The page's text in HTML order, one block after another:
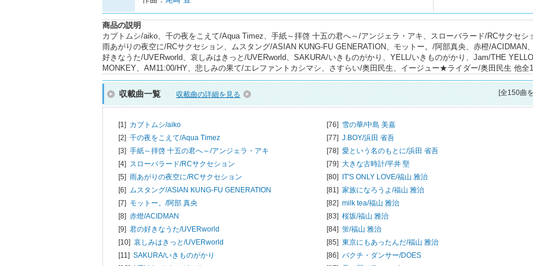
商品の説明
カブトムシ/aiko、千の夜をこえて/Aqua Timez、手紙～拝啓 十五の君へ～/アンジェラ・アキ、スローバラード/RCサクセシ
雨あがりの夜空に/RCサクセション、ムスタング/ASIAN KUNG-FU GENERATION、モットー。/阿部真央、赤橙/ACIDMAN
好きなうた/UVERworld、哀しみはきっと/UVERworld、SAKURA/いきものがかり、YELL/いきものがかり、Jam/THE
MONKEY、AM11:00/HY、悲しみの果て/エレファントカシマシ、さすらい/奥田民生、イージュー★ライダー/奥田民生 他全
収載曲一覧 収載曲の詳細を見る [全150曲
[1] カブトムシ/aiko
[2] 千の夜をこえて/Aqua Timez
[3] 手紙～拝啓 十五の君へ～/アンジェラ・アキ
[4] スローバラード/RCサクセション
[5] 雨あがりの夜空に/RCサクセション
[6] ムスタング/ASIAN KUNG-FU GENERATION
[7] モットー。/阿部 真央
[8] 赤燈/ACIDMAN
[9] 君の好きなうた/UVERworld
[10] 哀しみはきっと/UVERworld
[11] SAKURA/いきものがかり
[76] 雪の華/中島 美嘉
[77] J.BOY/浜田 省吾
[78] 愛という名のもとに/浜田 省吾
[79] 大きな古時計/平井 堅
[80] IT'S ONLY LOVE/福山 雅治
[81] 家族になろうよ/福山 雅治
[82] milk tea/福山 雅治
[83] 桜坂/福山 雅治
[84] 蛍/福山 雅治
[85] 東京にもあったんだ/福山 雅治
[86] バクチ・ダンサー/DOES